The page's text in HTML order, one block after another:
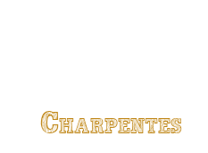
Charpentes